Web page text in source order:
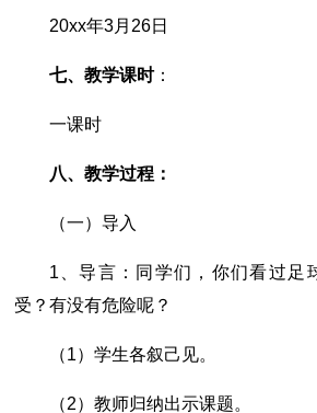
20xx年3月26日
七、教学课时：
一课时
八、教学过程：
（一）导入
1、导言：同学们，你们看过足
受？有没有危险呢？
（1）学生各叙己见。
（2）教师归纳出示课题。